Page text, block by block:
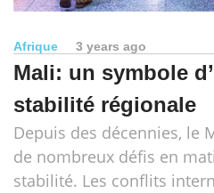
Afrique 3 years ago
Mali: un symbole
stabilité régionale
Depuis des décennies, le
de nombreux défis en
stabilité. Les conflits